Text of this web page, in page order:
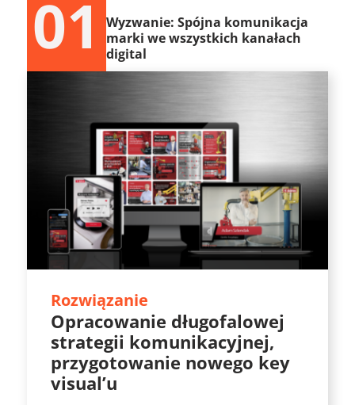
01
Wyzwanie: Spójna komunikacja
marki we wszystkich kanałach
digital
Rozwiązanie
Opracowanie długofalowej
strategii komunikacyjnej,
przygotowanie nowego key
visual’u